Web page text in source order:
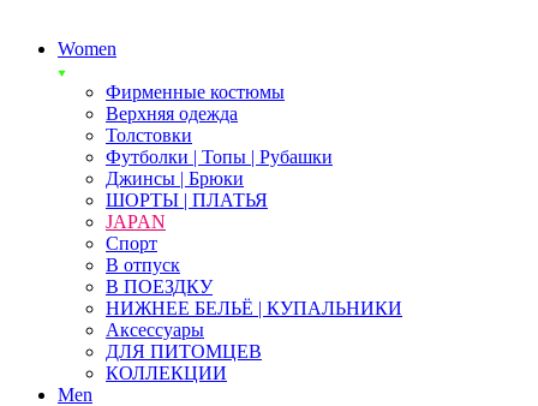
Women
Фирменные костюмы
Верхняя одежда
Толстовки
Футболки | Топы | Рубашки
Джинсы | Брюки
ШОРТЫ | ПЛАТЬЯ
JAPAN
Спорт
В отпуск
В ПОЕЗДКУ
НИЖНЕЕ БЕЛЬЁ | КУПАЛЬНИКИ
Аксессуары
ДЛЯ ПИТОМЦЕВ
КОЛЛЕКЦИИ
Men